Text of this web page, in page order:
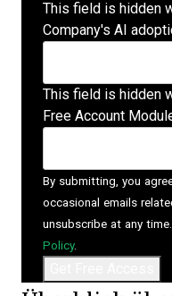
This field is hidden
Company's AI
This field is hidden
Free Account
By submitting, you
occasional emails
unsubscribe at any
Policy.